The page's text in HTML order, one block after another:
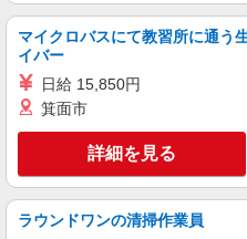
≪富士吉田市
働きやすい環
時給1500
キープ
正社員
アスケア訪問入浴 富士五湖
マイクロバスにて教習所に通う
イバー
日給 15,850円
箕面市
詳細を見る
ラウンドワンの清掃作業員